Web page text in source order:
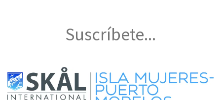
Suscríbete...